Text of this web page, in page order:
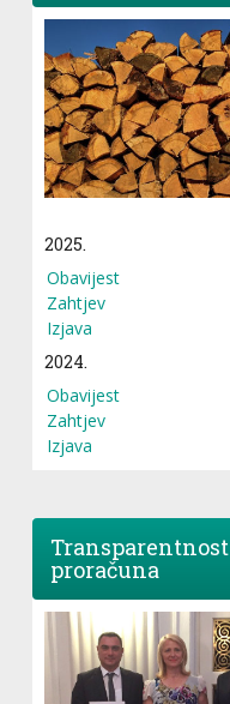
2025.
Obavijest
Zahtjev
Izjava
2024.
Obavijest
Zahtjev
Izjava
Transparentnost
proračuna